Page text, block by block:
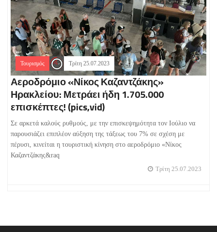
Τουρισμός Τρίτη 25.07.2023
Αεροδρόμιο «Νίκος Καζαντζάκης»
Ηρακλείου: Μετράει ήδη 1.705.000
επισκέπτες! (pics,vid)
Σε αρκετά καλούς ρυθμούς, με την επισκεψημότητα τον Ιούλιο να
παρουσιάζει επιπλέον αύξηση της τάξεως του 7% σε σχέση με
πέρυσι, κινείται η τουριστική κίνηση στο αεροδρόμιο «Νίκος
Καζαντζάκης&raq
Τρίτη 25.07.2023